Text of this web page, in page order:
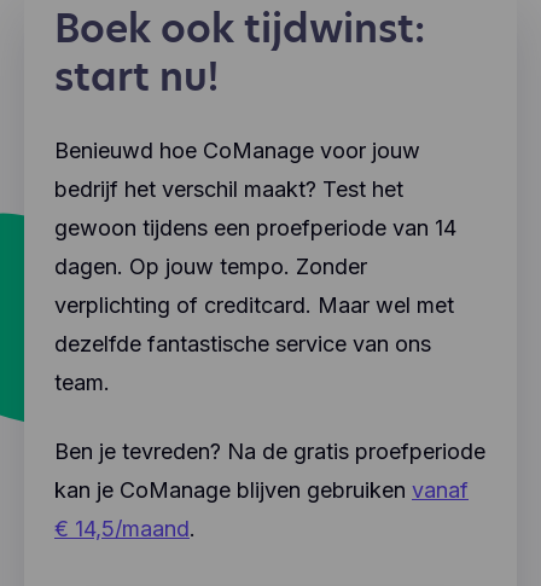
Boek ook tijdwinst:
start nu!
Benieuwd hoe CoManage voor jouw
bedrijf het verschil maakt? Test het
gewoon tijdens een proefperiode van 14
dagen. Op jouw tempo. Zonder
verplichting of creditcard. Maar wel met
dezelfde fantastische service van ons
team.
Ben je tevreden? Na de gratis proefperiode
kan je CoManage blijven gebruiken vanaf
€ 14,5/maand.